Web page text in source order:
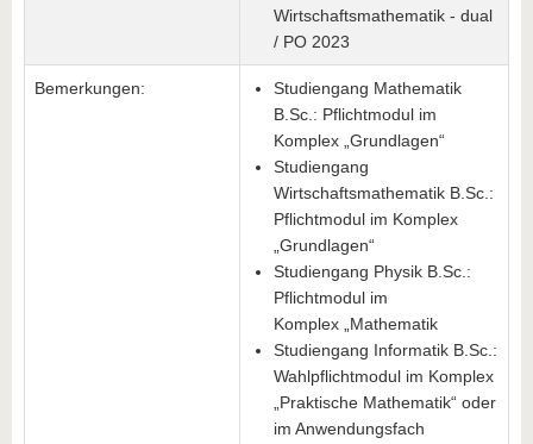
Wirtschaftsmathematik - dual
/ PO 2023
Bemerkungen:
Studiengang Mathematik
B.Sc.: Pflichtmodul im
Komplex „Grundlagen“
Studiengang
Wirtschaftsmathematik B.Sc.:
Pflichtmodul im Komplex
„Grundlagen“
Studiengang Physik B.Sc.:
Pflichtmodul im
Komplex „Mathematik
Studiengang Informatik B.Sc.:
Wahlpflichtmodul im Komplex
„Praktische Mathematik“ oder
im Anwendungsfach